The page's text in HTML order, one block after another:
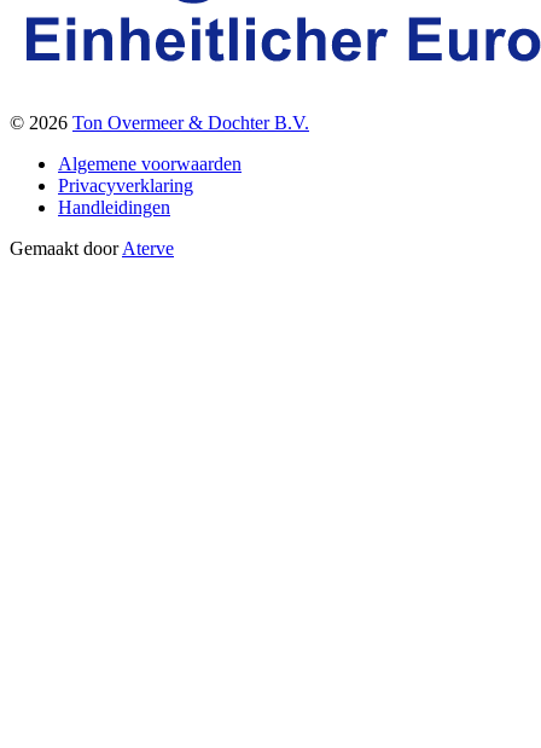
© 2026 Ton Overmeer & Dochter B.V.
Algemene voorwaarden
Privacyverklaring
Handleidingen
Gemaakt doorAterve